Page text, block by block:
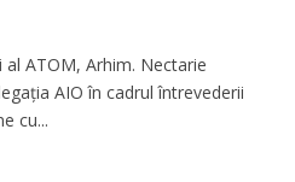
ATOM, Arhim. Nectarie
AIO în cadrul întrevederii
cu...